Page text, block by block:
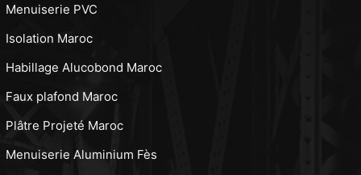
Menuiserie PVC
Isolation Maroc
Habillage Alucobond Maroc
Faux plafond Maroc
Plâtre Projeté Maroc
Menuiserie Aluminium Fès